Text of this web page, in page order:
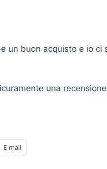
un buon acquisto e io
una
E-mail